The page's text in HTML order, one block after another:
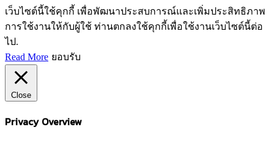
เว็บไซต์นี้ใช้คุกกี้ เพื่อพัฒนาประสบการณ์และเพิ่มประสิทธิภาพ
การใช้งานให้กับผู้ใช้ ท่านตกลงใช้คุกกี้เพื่อใช้งานเว็บไซต์นี้ต่อ
ไป.
Read More ยอบรับ
Close
Privacy Overview